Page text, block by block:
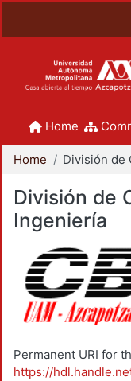
Home
Home
División de
Ingeniería
Permanent URI for
https://